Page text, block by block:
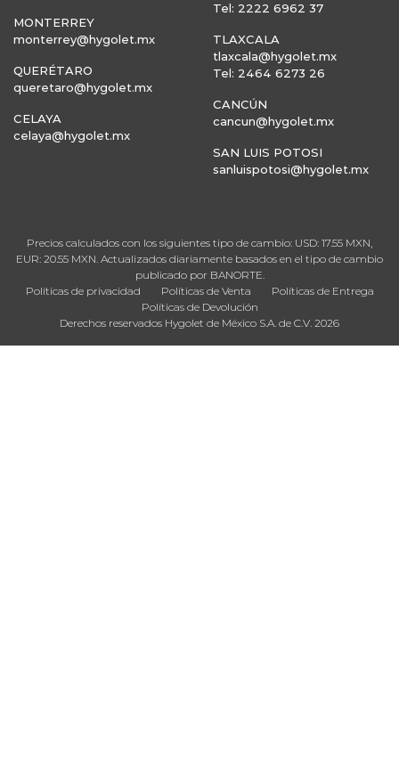
MONTERREY
monterrey@hygolet.mx
QUERÉTARO
queretaro@hygolet.mx
CELAYA
celaya@hygolet.mx
Tel: 2222 6962 37
TLAXCALA
tlaxcala@hygolet.mx
Tel: 2464 6273 26
CANCÚN
cancun@hygolet.mx
SAN LUIS POTOSI
sanluispotosi@hygolet.mx
Precios calculados con los siguientes tipo de cambio: USD: 17.55 MXN,
EUR: 20.55 MXN. Actualizados diariamente basados en el tipo de cambio
publicado por BANORTE.
Políticas de privacidad
Políticas de Venta
Políticas de Entrega
Políticas de Devolución
Derechos reservados Hygolet de México S.A. de C.V. 2026